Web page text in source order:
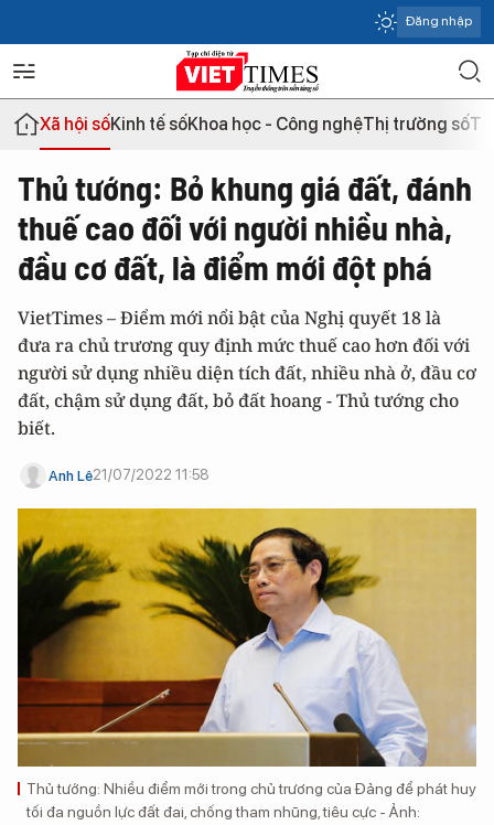
Đăng nhập
Xã hội sốKinh tế sốKhoa học - Công nghệThị trường số
Thủ tướng: Bỏ khung giá đất, đánh
thuế cao đối với người nhiều nhà,
đầu cơ đất, là điểm mới đột phá
VietTimes – Điểm mới nổi bật của Nghị quyết 18 là
đưa ra chủ trương quy định mức thuế cao hơn đối với
người sử dụng nhiều diện tích đất, nhiều nhà ở, đầu cơ
đất, chậm sử dụng đất, bỏ đất hoang - Thủ tướng cho
biết.
Anh Lê21/07/2022 11:58
Thủ tướng: Nhiều điểm mới trong chủ trương của Đảng để phát huy
tối đa nguồn lực đất đai, chống tham nhũng, tiêu cực - Ảnh: